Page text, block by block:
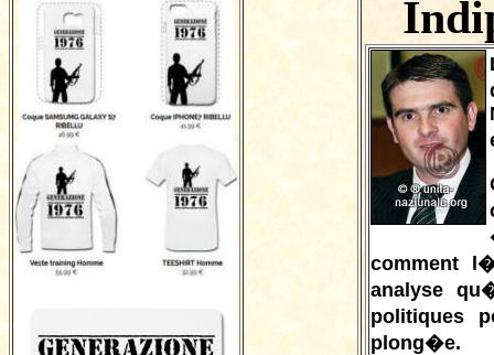
comment
analyse
politiques
plong�e.